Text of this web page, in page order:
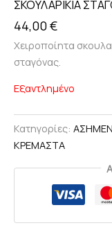
ΣΚΟΥΛΑΡΙΚΙΑ
44,00€
Χειροποίητα
σταγόνας.
Εξαντλημένο
Κατηγορίες:
ΚΡΕΜΑΣΤΑ